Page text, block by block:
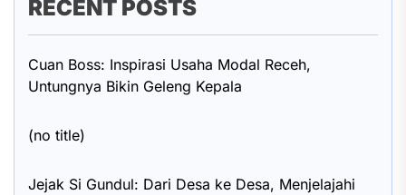
RECENT POSTS
Cuan Boss: Inspirasi Usaha Modal Receh,
Untungnya Bikin Geleng Kepala
(no title)
Jejak Si Gundul: Dari Desa ke Desa, Menjelajahi